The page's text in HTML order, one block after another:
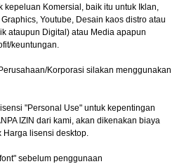
Komersial, baik itu untuk Iklan,
Youtube, Desain kaos distro atau
ataupun Digital) atau Media apapun
keuntungan.
Korporasi silakan menggunakan
"Personal Use" untuk kepentingan
IZIN dari kami, akan dikenakan biaya
lisensi desktop.
sebelum penggunaan